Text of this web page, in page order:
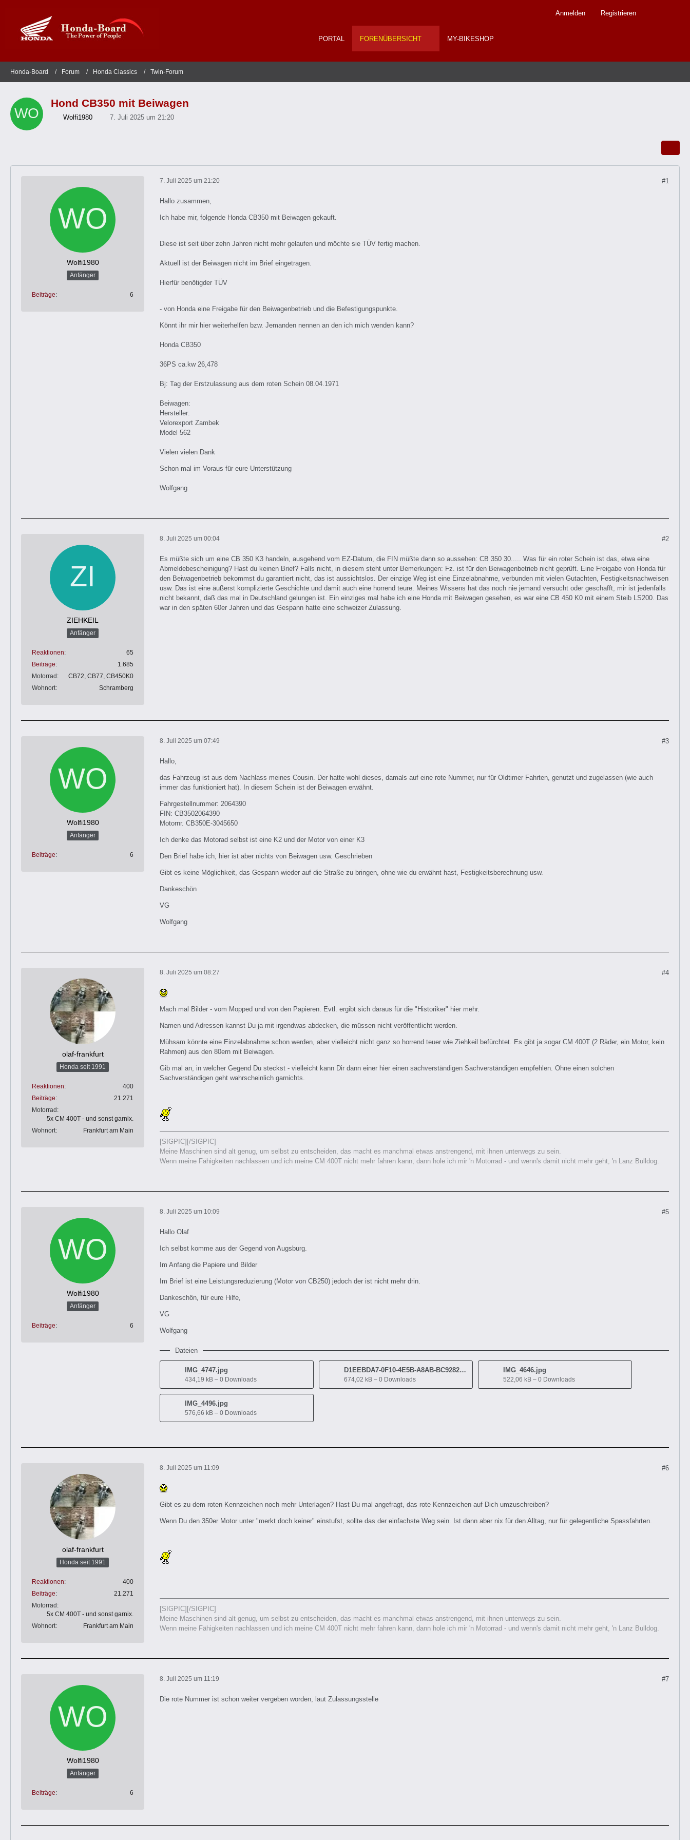
PORTAL FORENÜBERSICHT MY-BIKESHOP
Anmelden Registrieren
Honda-Board Forum Honda Classics Twin-Forum
Hond CB350 mit Beiwagen
Wolfi1980 7. Juli 2025 um 21:20
Wolfi1980
Anfänger
Beiträge 6
7. Juli 2025 um 21:20 #1
Hallo zusammen,
Ich habe mir, folgende Honda CB350 mit Beiwagen gekauft.
Diese ist seit über zehn Jahren nicht mehr gelaufen und möchte sie TÜV fertig machen.
Aktuell ist der Beiwagen nicht im Brief eingetragen.
Hierfür benötigder TÜV
- von Honda eine Freigabe für den Beiwagenbetrieb und die Befestigungspunkte.
Könnt ihr mir hier weiterhelfen bzw. Jemanden nennen an den ich mich wenden kann?
Honda CB350
36PS ca.kw 26,478
Bj: Tag der Erstzulassung aus dem roten Schein 08.04.1971
Beiwagen:
Hersteller:
Velorexport Zambek
Model 562
Vielen vielen Dank
Schon mal im Voraus für eure Unterstützung
Wolfgang
ZIEHKEIL
Anfänger
Reaktionen
65
Beiträge
1.685
Motorrad
CB72, CB77, CB450K0
Wohnort
Schramberg
8. Juli 2025 um 00:04 #2
Es müßte sich um eine CB 350 K3 handeln, ausgehend vom EZ-Datum, die FIN müßte dann so aussehen: CB 350 30..... Was für ein roter Schein ist das, etwa eine
Abmeldebescheinigung? Hast du keinen Brief? Falls nicht, in diesem steht unter Bemerkungen: Fz. ist für den Beiwagenbetrieb nicht geprüft. Eine Freigabe von Honda für
den Beiwagenbetrieb bekommst du garantiert nicht, das ist aussichtslos. Der einzige Weg ist eine Einzelabnahme, verbunden mit vielen Gutachten, Festigkeitsnachweisen
usw. Das ist eine äußerst komplizierte Geschichte und damit auch eine horrend teure. Meines Wissens hat das noch nie jemand versucht oder geschafft, mir ist jedenfalls
nicht bekannt, daß das mal in Deutschland gelungen ist. Ein einziges mal habe ich eine Honda mit Beiwagen gesehen, es war eine CB 450 K0 mit einem Steib LS200. Das
war in den späten 60er Jahren und das Gespann hatte eine schweizer Zulassung.
Wolfi1980
Anfänger
Beiträge 6
8. Juli 2025 um 07:49 #3
Hallo,
das Fahrzeug ist aus dem Nachlass meines Cousin. Der hatte wohl dieses, damals auf eine rote Nummer, nur für Oldtimer Fahrten, genutzt und zugelassen (wie auch
immer das funktioniert hat). In diesem Schein ist der Beiwagen erwähnt.
Fahrgestellnummer: 2064390
FIN: CB3502064390
Motornr. CB350E-3045650
Ich denke das Motorad selbst ist eine K2 und der Motor von einer K3
Den Brief habe ich, hier ist aber nichts von Beiwagen usw. Geschrieben
Gibt es keine Möglichkeit, das Gespann wieder auf die Straße zu bringen, ohne wie du erwähnt hast, Festigkeitsberechnung usw.
Dankeschön
VG
Wolfgang
olaf-frankfurt
Honda seit 1991
Reaktionen
400
Beiträge
21.271
Motorrad
5x CM 400T - und sonst garnix.
Wohnort
Frankfurt am Main
8. Juli 2025 um 08:27 #4
Mach mal Bilder - vom Mopped und von den Papieren. Evtl. ergibt sich daraus für die "Historiker" hier mehr.
Namen und Adressen kannst Du ja mit irgendwas abdecken, die müssen nicht veröffentlicht werden.
Mühsam könnte eine Einzelabnahme schon werden, aber vielleicht nicht ganz so horrend teuer wie Ziehkeil befürchtet. Es gibt ja sogar CM 400T (2 Räder, ein Motor, kein
Rahmen) aus den 80ern mit Beiwagen.
Gib mal an, in welcher Gegend Du steckst - vielleicht kann Dir dann einer hier einen sachverständigen Sachverständigen empfehlen. Ohne einen solchen
Sachverständigen geht wahrscheinlich garnichts.
[SIGPIC][/SIGPIC]
Meine Maschinen sind alt genug, um selbst zu entscheiden, das macht es manchmal etwas anstrengend, mit ihnen unterwegs zu sein.
Wenn meine Fähigkeiten nachlassen und ich meine CM 400T nicht mehr fahren kann, dann hole ich mir 'n Motorrad - und wenn's damit nicht mehr geht, 'n Lanz Bulldog.
Wolfi1980
Anfänger
Beiträge 6
8. Juli 2025 um 10:09 #5
Hallo Olaf
Ich selbst komme aus der Gegend von Augsburg.
Im Anfang die Papiere und Bilder
Im Brief ist eine Leistungsreduzierung (Motor von CB250) jedoch der ist nicht mehr drin.
Dankeschön, für eure Hilfe,
VG
Wolfgang
Dateien
IMG_4747.jpg
434,19 kB – 0 Downloads
D1EEBDA7-0F10-4E5B-A8AB-BC92825CB412.jpg
674,02 kB – 0 Downloads
IMG_4646.jpg
522,06 kB – 0 Downloads
IMG_4496.jpg
576,66 kB – 0 Downloads
olaf-frankfurt
Honda seit 1991
Reaktionen
400
Beiträge
21.271
Motorrad
5x CM 400T - und sonst garnix.
Wohnort
Frankfurt am Main
8. Juli 2025 um 11:09 #6
Gibt es zu dem roten Kennzeichen noch mehr Unterlagen? Hast Du mal angefragt, das rote Kennzeichen auf Dich umzuschreiben?
Wenn Du den 350er Motor unter "merkt doch keiner" einstufst, sollte das der einfachste Weg sein. Ist dann aber nix für den Alltag, nur für gelegentliche Spassfahrten.
[SIGPIC][/SIGPIC]
Meine Maschinen sind alt genug, um selbst zu entscheiden, das macht es manchmal etwas anstrengend, mit ihnen unterwegs zu sein.
Wenn meine Fähigkeiten nachlassen und ich meine CM 400T nicht mehr fahren kann, dann hole ich mir 'n Motorrad - und wenn's damit nicht mehr geht, 'n Lanz Bulldog.
Wolfi1980
Anfänger
Beiträge 6
8. Juli 2025 um 11:19 #7
Die rote Nummer ist schon weiter vergeben worden, laut Zulassungsstelle